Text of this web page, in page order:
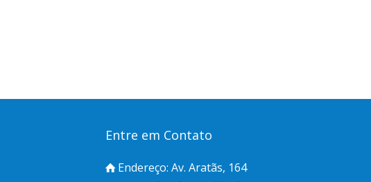
Entre em Contato
Endereço: Av. Aratãs, 164